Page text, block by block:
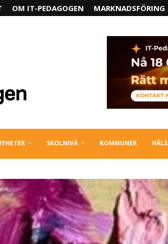
OM IT-PEDAGOGEN MARKNADSFÖRING
SKOLNIVÅ KOMMUNER